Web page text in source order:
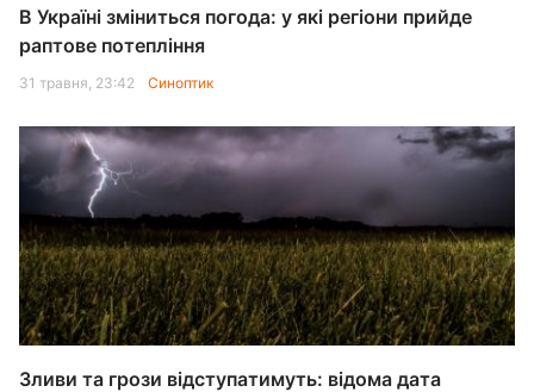
В Україні зміниться погода: у які регіони прийде
раптове потепління
31 травня, 23:42 Синоптик
Зливи та грози відступатимуть: відома дата